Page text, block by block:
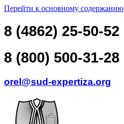
Перейти к основному содержанию
8 (4862) 25-50-52
8 (800) 500-31-28
orel@sud-expertiza.org